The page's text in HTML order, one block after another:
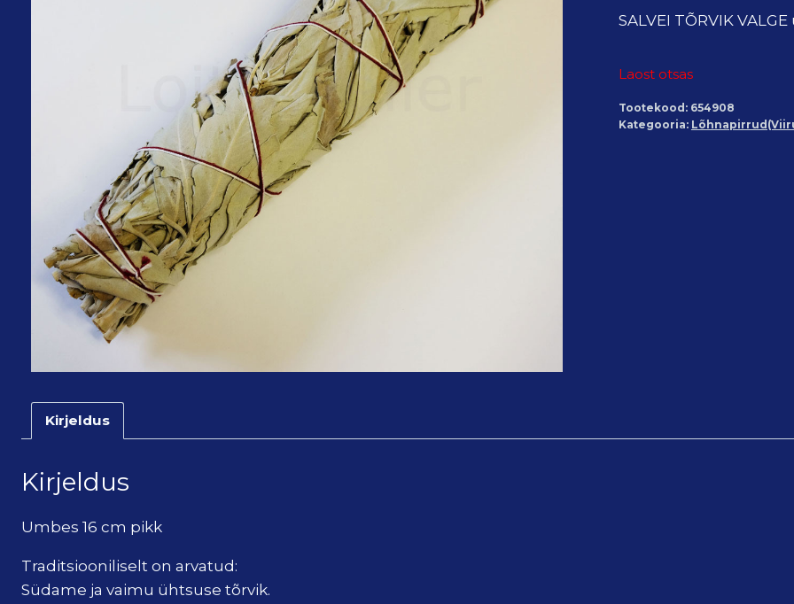
SALVEI TÕRVIK
Laost otsas
Tootekood: 654908
Kategooria:
Kirjeldus
Kirjeldus
Umbes 16 cm pikk
Traditsiooniliselt on arvatud:
Südame ja vaimu ühtsuse tõrvik.